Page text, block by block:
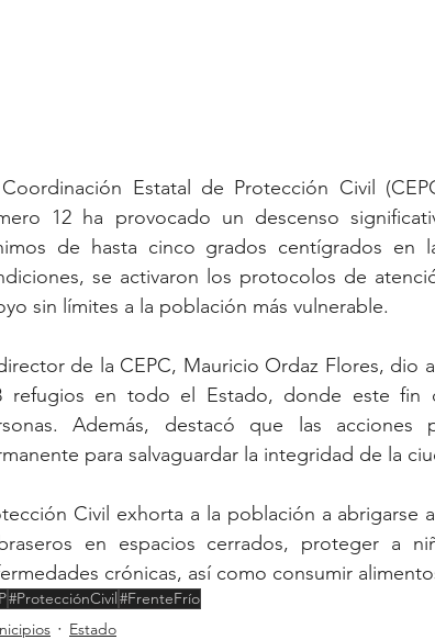
Estatal de Protección Civil
12 ha provocado un descenso
de hasta cinco grados centígrados en
se activaron los protocolos de
sin límites a la población más vulnerable.
de la CEPC, Mauricio Ordaz Flores, dio
refugios en todo el Estado, donde este fin
Además, destacó que las acciones
para salvaguardar la integridad de la
Civil exhorta a la población a abrigarse
en espacios cerrados, proteger a
crónicas, así como consumir
#ProtecciónCivil#FrenteFrío
Estado